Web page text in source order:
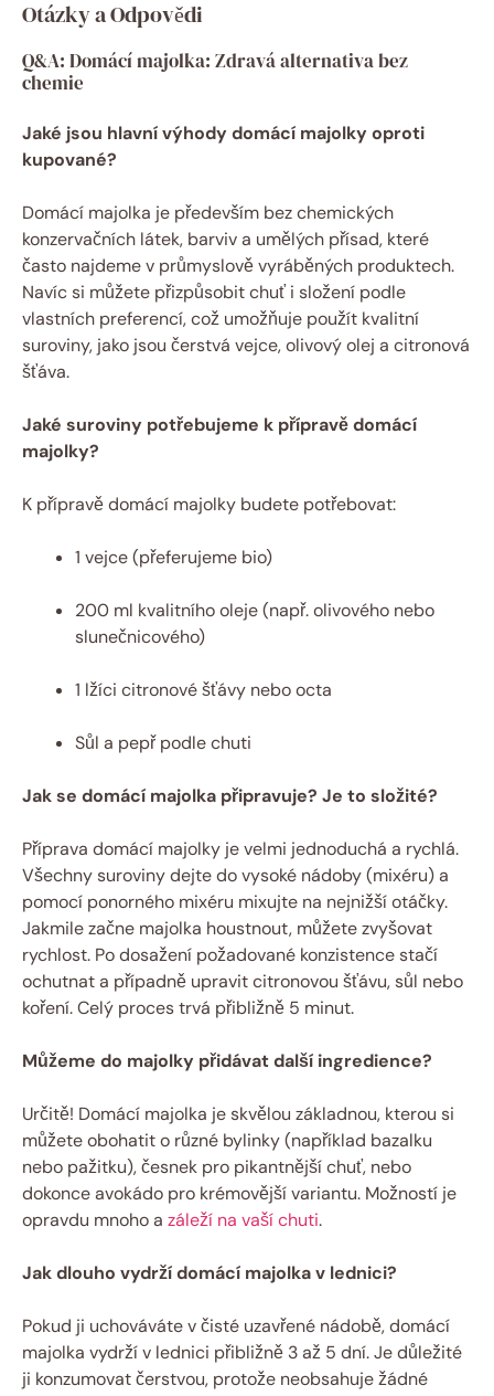
Otázky a Odpovědi
Q&A: Domácí majolka: Zdravá alternativa bez
chemie
Jaké jsou hlavní výhody domácí majolky oproti
kupované?
Domácí majolka je především bez chemických
konzervačních látek, barviv a umělých přísad, které
často najdeme v průmyslově vyráběných produktech.
Navíc si můžete přizpůsobit chuť i složení podle
vlastních preferencí, což umožňuje použít kvalitní
suroviny, jako jsou čerstvá vejce, olivový olej a citronová
šťáva.
Jaké suroviny potřebujeme k přípravě domácí
majolky?
K přípravě domácí majolky budete potřebovat:
1 vejce (přeferujeme bio)
200 ml kvalitního oleje (např. olivového nebo
slunečnicového)
1 lžíci citronové šťávy nebo octa
Sůl a pepř podle chuti
Jak se domácí majolka připravuje? Je to složité?
Příprava domácí majolky je velmi jednoduchá a rychlá.
Všechny suroviny dejte do vysoké nádoby (mixéru) a
pomocí ponorného mixéru mixujte na nejnižší otáčky.
Jakmile začne majolka houstnout, můžete zvyšovat
rychlost. Po dosažení požadované konzistence stačí
ochutnat a případně upravit citronovou šťávu, sůl nebo
koření. Celý proces trvá přibližně 5 minut.
Můžeme do majolky přidávat další ingredience?
Určitě! Domácí majolka je skvělou základnou, kterou si
můžete obohatit o různé bylinky (například bazalku
nebo pažitku), česnek pro pikantnější chuť, nebo
dokonce avokádo pro krémovější variantu. Možností je
opravdu mnoho a záleží na vaší chuti.
Jak dlouho vydrží domácí majolka v lednici?
Pokud ji uchováváte v čisté uzavřené nádobě, domácí
majolka vydrží v lednici přibližně 3 až 5 dní. Je důležité
ji konzumovat čerstvou, protože neobsahuje žádné